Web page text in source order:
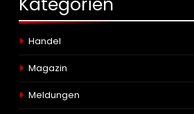
Handel
Magazin
Meldungen